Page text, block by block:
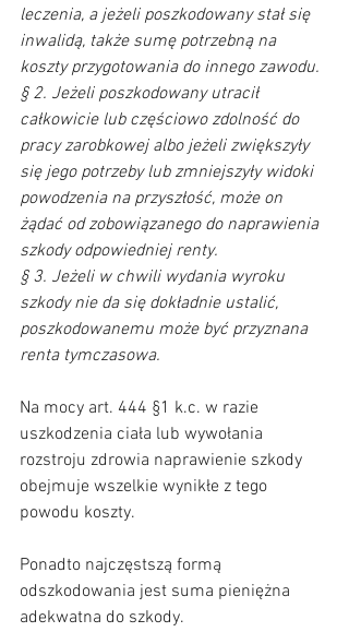
leczenia, a jeżeli poszkodowany stał się
inwalidą, także sumę potrzebną na
koszty przygotowania do innego zawodu.
§ 2. Jeżeli poszkodowany utracił
całkowicie lub częściowo zdolność do
pracy zarobkowej albo jeżeli zwiększyły
się jego potrzeby lub zmniejszyły widoki
powodzenia na przyszłość, może on
żądać od zobowiązanego do naprawienia
szkody odpowiedniej renty.
§ 3. Jeżeli w chwili wydania wyroku
szkody nie da się dokładnie ustalić,
poszkodowanemu może być przyznana
renta tymczasowa.
Na mocy art. 444 §1 k.c. w razie
uszkodzenia ciała lub wywołania
rozstroju zdrowia naprawienie szkody
obejmuje wszelkie wynikłe z tego
powodu koszty.
Ponadto najczęstszą formą
odszkodowania jest suma pieniężna
adekwatna do szkody.